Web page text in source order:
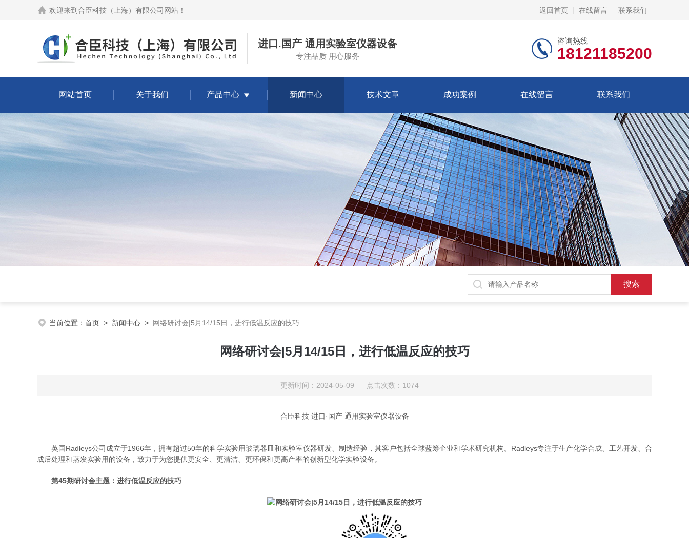
欢迎来到 合臣科技（上海）有限公司网站 ！ 返回首页 在线留言 联系我们
进口.国产 通用实验室仪器设备
专注品质 用心服务
咨询热线
18121185200
网站首页 关于我们 产品中心 新闻中心 技术文章 成功案例 在线留言 联系我们
当前位置： 首页 > 新闻中心 > 网络研讨会|5月14/15日，进行低温反应的技巧
网络研讨会|5月14/15日，进行低温反应的技巧
更新时间：2024-05-09 点击次数：1074
——合臣科技 进口·国产 通用实验室仪器设备——
英国Radleys公司成立于1966年，拥有超过50年的科学实验用玻璃器皿和实验室仪器研发、制造经验，其客户包括全球蓝筹企业和学术研究机构。Radleys专注于生产化学合成、工艺开发、合
成后处理和蒸发实验用的设备，致力于为您提供更安全、更清洁、更环保和更高产率的创新型化学实验设备。
第45期研讨会主题：进行低温反应的技巧